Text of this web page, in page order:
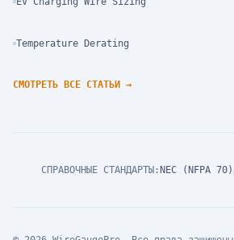
Temperature Derating
СМОТРЕТЬ ВСЕ СТАТЬИ →
СПРАВОЧНЫЕ СТАНДАРТЫ : NEC (NFPA 70)